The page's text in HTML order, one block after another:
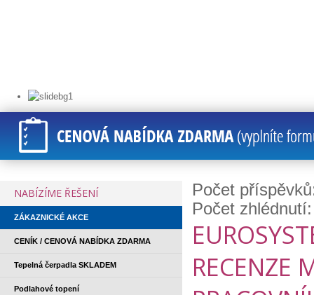
NABÍZÍME ŘEŠENÍ
ZÁKAZNICKÉ AKCE
CENÍK / CENOVÁ NABÍDKA ZDARMA
Tepelná čerpadla SKLADEM
Podlahové topení
Počet
Počet
RECENZE